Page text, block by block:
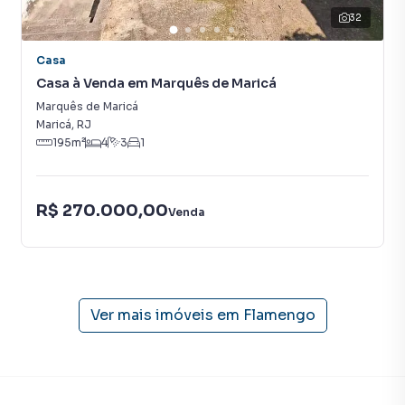
Casa para Venda em região valorizada do bairro Flamengo,
em Maricá. Não encontrou o que procurava ou deseja mais
informações sobre Casa em Maricá? Entre em contato
com nossa equipe pelo telefone (21) 2637-3026.
e barracões para venda ou locação, além de
planta em Flamengo e em outras regiões de Maricá. Aqui
Negocie seu imóvel de forma totalmente online, com
32
Casa
Casa à Venda em Marquês de Maricá
Marquês de Maricá
Maricá, RJ
195m² 4 3 1
R$ 270.000,00Venda
Ver mais imóveis em Flamengo